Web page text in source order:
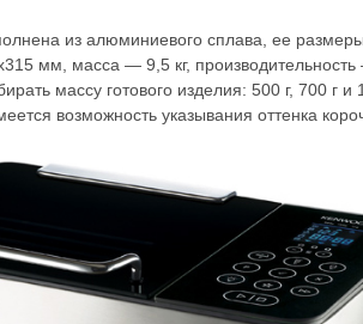
из алюминиевого сплава, ее
мм, масса — 9,5 кг,
массу готового изделия: 500 г, 700 г и
возможность указывания оттенка